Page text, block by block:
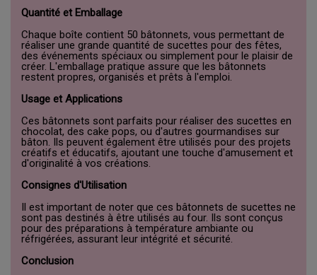
Quantité et Emballage
Chaque boîte contient 50 bâtonnets, vous permettant de
réaliser une grande quantité de sucettes pour des fêtes,
des événements spéciaux ou simplement pour le plaisir de
créer. L'emballage pratique assure que les bâtonnets
restent propres, organisés et prêts à l'emploi.
Usage et Applications
Ces bâtonnets sont parfaits pour réaliser des sucettes en
chocolat, des cake pops, ou d'autres gourmandises sur
bâton. Ils peuvent également être utilisés pour des projets
créatifs et éducatifs, ajoutant une touche d'amusement et
d'originalité à vos créations.
Consignes d'Utilisation
Il est important de noter que ces bâtonnets de sucettes ne
sont pas destinés à être utilisés au four. Ils sont conçus
pour des préparations à température ambiante ou
réfrigérées, assurant leur intégrité et sécurité.
Conclusion